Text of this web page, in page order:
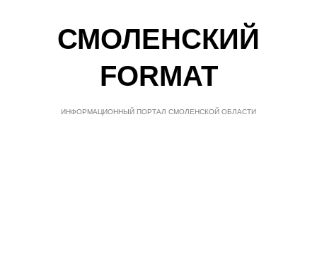
СМОЛЕНСКИЙ
FORMAT
ИНФОРМАЦИОННЫЙ ПОРТАЛ СМОЛЕНСКОЙ ОБЛАСТИ